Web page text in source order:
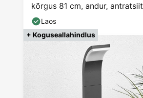
kõrgus 81 cm, andur, antratsiit
Laos
+ Koguseallahindlus